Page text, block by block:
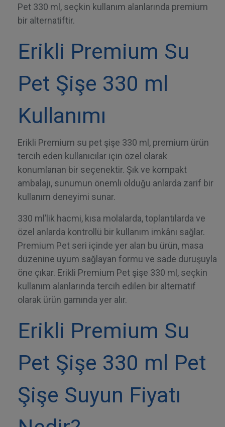
Pet 330 ml, seçkin kullanım alanlarında premium
bir alternatiftir.
Erikli Premium Su
Pet Şişe 330 ml
Kullanımı
Erikli Premium su pet şişe 330 ml, premium ürün
tercih eden kullanıcılar için özel olarak
konumlanan bir seçenektir. Şık ve kompakt
ambalajı, sunumun önemli olduğu anlarda zarif bir
kullanım deneyimi sunar.
330 ml’lik hacmi, kısa molalarda, toplantılarda ve
özel anlarda kontrollü bir kullanım imkânı sağlar.
Premium Pet seri içinde yer alan bu ürün, masa
düzenine uyum sağlayan formu ve sade duruşuyla
öne çıkar. Erikli Premium Pet şişe 330 ml, seçkin
kullanım alanlarında tercih edilen bir alternatif
olarak ürün gamında yer alır.
Erikli Premium Su
Pet Şişe 330 ml Pet
Şişe Suyun Fiyatı